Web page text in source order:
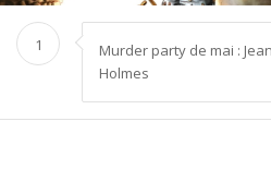
1
Murder party de mai :
Holmes